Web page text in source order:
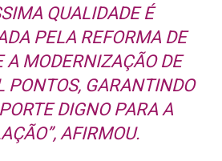
QUALIDADE É
PELA REFORMA DE
A MODERNIZAÇÃO DE
PONTOS, GARANTINDO
DIGNO PARA A
AFIRMOU.